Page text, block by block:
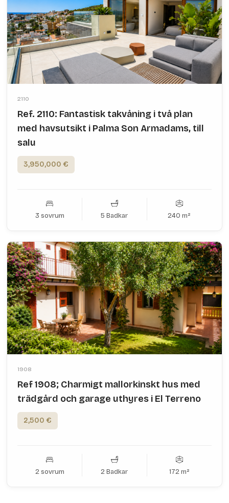
2110
Ref. 2110: Fantastisk takvåning i två plan
med havsutsikt i Palma Son Armadams, till
salu
3,950,000 €
3 sovrum 5 Badkar 240 m²
1908
Ref 1908; Charmigt mallorkinskt hus med
trädgård och garage uthyres i El Terreno
2,500 €
2 sovrum 2 Badkar 172 m²